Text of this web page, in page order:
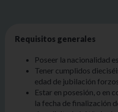
Requisitos generales
Poseer la nacionalidad
Tener cumplidos
edad de jubilación
Estar en posesión, o en
la fecha de finalización